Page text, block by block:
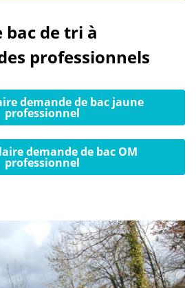
bac de tri à
professionnels
demande de bac jaune
professionnel
demande de bac OM
professionnel